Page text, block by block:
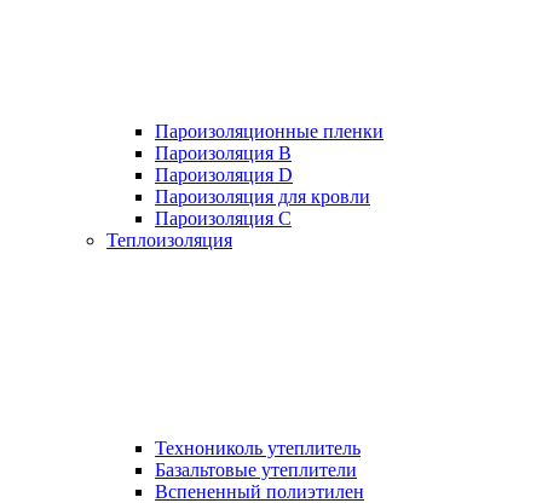
Пароизоляционные пленки
Пароизоляция B
Пароизоляция D
Пароизоляция для кровли
Пароизоляция С
Теплоизоляция
Технониколь утеплитель
Базальтовые утеплители
Вспененный полиэтилен